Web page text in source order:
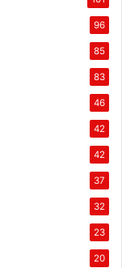
96
85
83
46
42
42
37
32
23
20